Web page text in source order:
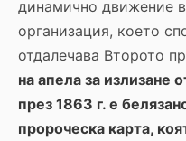
динамично движение
организация, което
отдалечава Второто
на апела за излизане
през 1863 г. е
пророческа карта,